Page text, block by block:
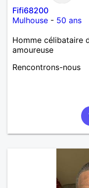
Fifi68200
Mulhouse - 50 ans
Homme célibataire
amoureuse
Rencontrons-nous